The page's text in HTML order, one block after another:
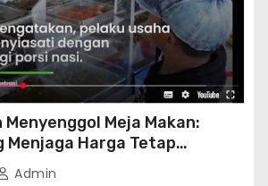
Meja Makan:
Harga Tetap
Admin